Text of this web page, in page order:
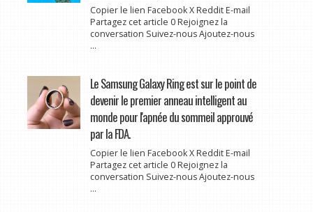
Copier le lien Facebook X Reddit E-mail
Partagez cet article 0 Rejoignez la
conversation Suivez-nous Ajoutez-nous
...
Le Samsung Galaxy Ring est sur le point de
devenir le premier anneau intelligent au
monde pour l'apnée du sommeil approuvé
par la FDA.
Copier le lien Facebook X Reddit E-mail
Partagez cet article 0 Rejoignez la
conversation Suivez-nous Ajoutez-nous
...